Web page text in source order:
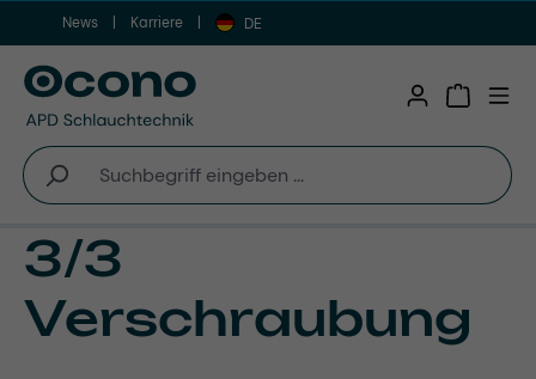
Zum Hauptinhalt springen
News Karriere DE
3/3
Verschraubung